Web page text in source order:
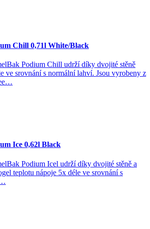
Chill 0,71l White/Black
Podium Chill udrží díky dvojité stěně
ve srovnání s normální lahví. Jsou vyrobeny z
Ice 0,62l Black
Podium Icel udrží díky dvojité stěně a
teplotu nápoje 5x déle ve srovnání s